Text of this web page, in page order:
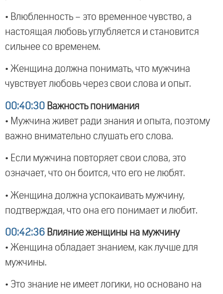
• Влюбленность – это временное чувство, а
настоящая любовь углубляется и становится
сильнее со временем.
• Женщина должна понимать, что мужчина
чувствует любовь через свои слова и опыт.
00:40:30 Важность понимания
• Мужчина живет ради знания и опыта, поэтому
важно внимательно слушать его слова.
• Если мужчина повторяет свои слова, это
означает, что он боится, что его не любят.
• Женщина должна успокаивать мужчину,
подтверждая, что она его понимает и любит.
00:42:36 Влияние женщины на мужчину
• Женщина обладает знанием, как лучше для
мужчины.
• Это знание не имеет логики, но основано на